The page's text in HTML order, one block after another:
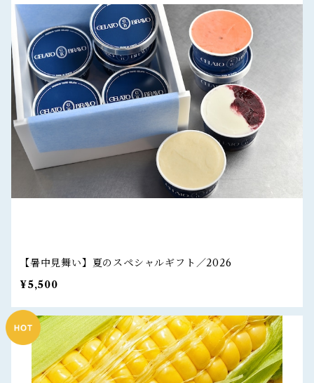
【暑中見舞い】夏のスペシャルギフト／2026
¥5,500